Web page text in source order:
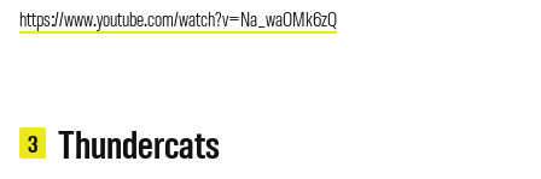
https://www.youtube.com/watch?v=Na_waOMk6zQ
3 Thundercats